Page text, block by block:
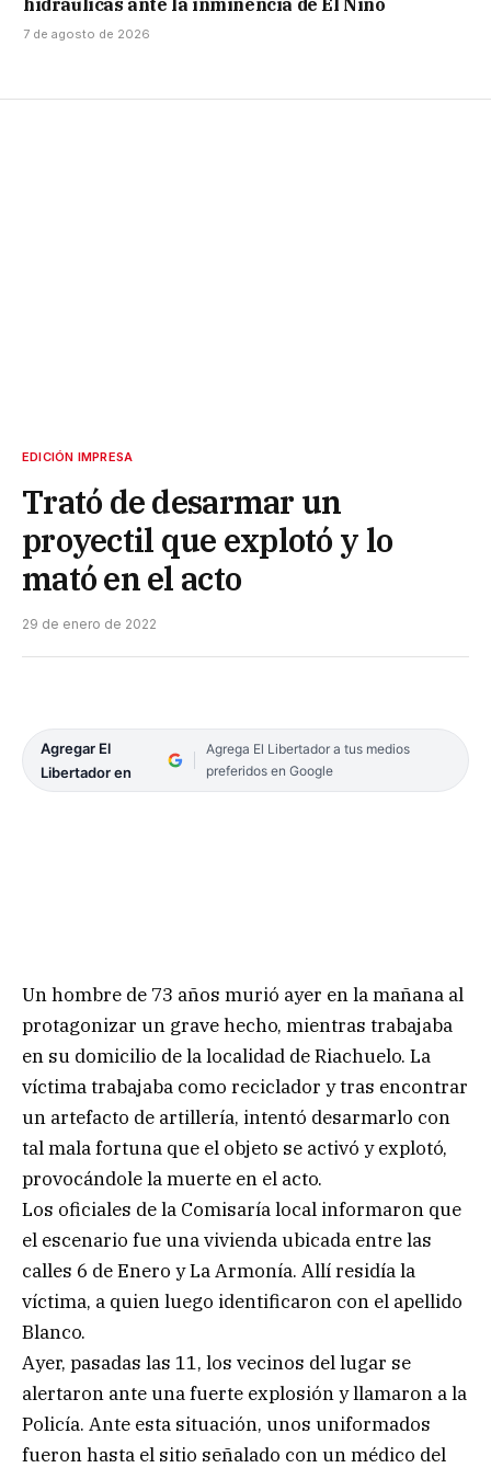
hidráulicas ante la inminencia de El Niño
7 de agosto de 2026
EDICIÓN IMPRESA
Trató de desarmar un
proyectil que explotó y lo
mató en el acto
29 de enero de 2022
Agregar El
Libertador en
Agrega El Libertador a tus medios
preferidos en Google
Un hombre de 73 años murió ayer en la mañana al
protagonizar un grave hecho, mientras trabajaba
en su domicilio de la localidad de Riachuelo. La
víctima trabajaba como reciclador y tras encontrar
un artefacto de artillería, intentó desarmarlo con
tal mala fortuna que el objeto se activó y explotó,
provocándole la muerte en el acto.
Los oficiales de la Comisaría local informaron que
el escenario fue una vivienda ubicada entre las
calles 6 de Enero y La Armonía. Allí residía la
víctima, a quien luego identificaron con el apellido
Blanco.
Ayer, pasadas las 11, los vecinos del lugar se
alertaron ante una fuerte explosión y llamaron a la
Policía. Ante esta situación, unos uniformados
fueron hasta el sitio señalado con un médico del